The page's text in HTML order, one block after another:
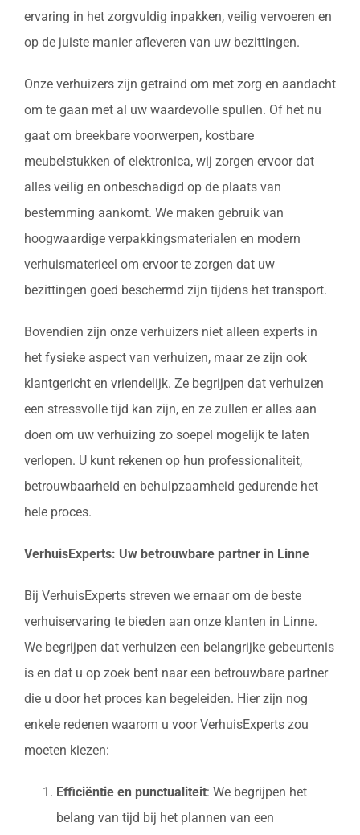
ervaring in het zorgvuldig inpakken, veilig vervoeren en
op de juiste manier afleveren van uw bezittingen.
Onze verhuizers zijn getraind om met zorg en aandacht
om te gaan met al uw waardevolle spullen. Of het nu
gaat om breekbare voorwerpen, kostbare
meubelstukken of elektronica, wij zorgen ervoor dat
alles veilig en onbeschadigd op de plaats van
bestemming aankomt. We maken gebruik van
hoogwaardige verpakkingsmaterialen en modern
verhuismaterieel om ervoor te zorgen dat uw
bezittingen goed beschermd zijn tijdens het transport.
Bovendien zijn onze verhuizers niet alleen experts in
het fysieke aspect van verhuizen, maar ze zijn ook
klantgericht en vriendelijk. Ze begrijpen dat verhuizen
een stressvolle tijd kan zijn, en ze zullen er alles aan
doen om uw verhuizing zo soepel mogelijk te laten
verlopen. U kunt rekenen op hun professionaliteit,
betrouwbaarheid en behulpzaamheid gedurende het
hele proces.
VerhuisExperts: Uw betrouwbare partner in Linne
Bij VerhuisExperts streven we ernaar om de beste
verhuiservaring te bieden aan onze klanten in Linne.
We begrijpen dat verhuizen een belangrijke gebeurtenis
is en dat u op zoek bent naar een betrouwbare partner
die u door het proces kan begeleiden. Hier zijn nog
enkele redenen waarom u voor VerhuisExperts zou
moeten kiezen:
Efficiëntie en punctualiteit: We begrijpen het
belang van tijd bij het plannen van een